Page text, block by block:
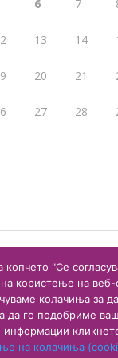
6 7
13 14
20 21
27 28
"Се
користење на веб-
колачиња за
да го подобриме
информации
на колачиња